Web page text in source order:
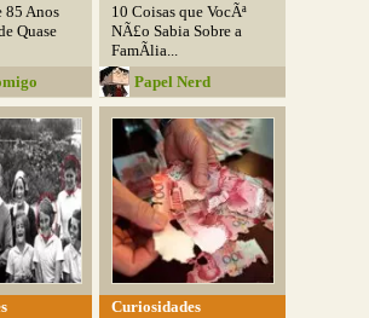
85 Anos
Quase
10 Coisas que VocÃª
NÃ£o Sabia Sobre a
FamÃ­lia...
Papel Nerd
Curiosidades